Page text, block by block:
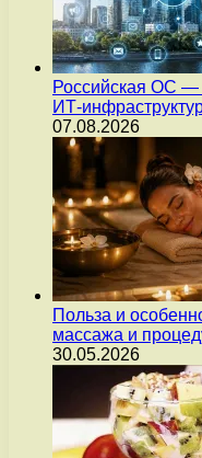
Российская ОС —
ИТ-
07.08.2026
Польза и
массажа и
30.05.2026